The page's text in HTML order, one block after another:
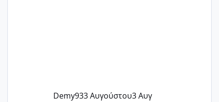
Demy933 Αυγούστου3 Αυγ